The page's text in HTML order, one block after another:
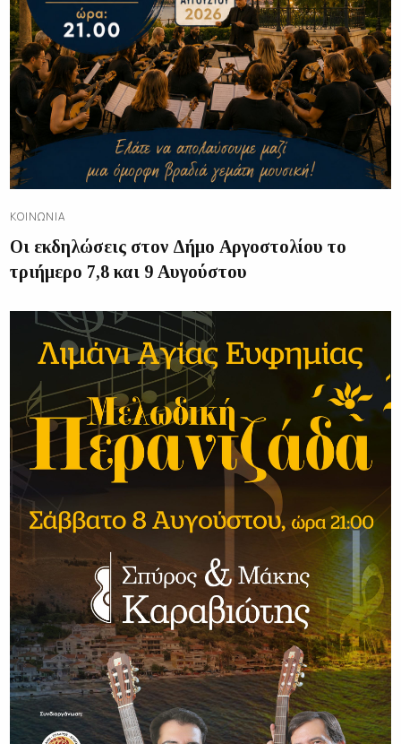
ΚΟΙΝΩΝΊΑ
Οι εκδηλώσεις στον Δήμο Αργοστολίου το
τριήμερο 7,8 και 9 Αυγούστου